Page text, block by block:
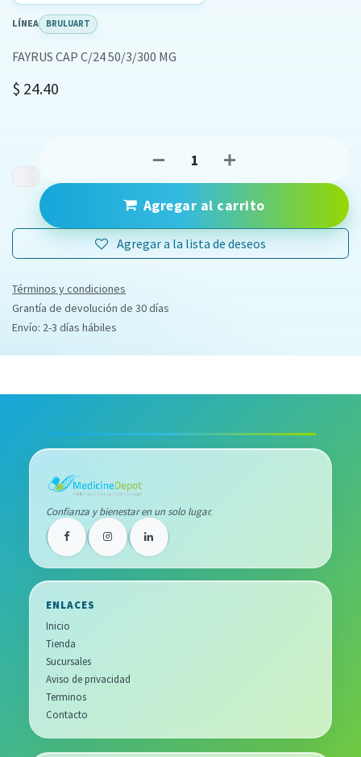
LÍNEA BRULUART
FAYRUS CAP C/24 50/3/300 MG
$ 24.40
Agregar al carrito
Agregar a la lista de deseos
Términos y condiciones
Grantía de devolución de 30 días
Envío: 2-3 días hábiles
Confianza y bienestar en un solo lugar.
ENLACES
Inicio
Tienda
Sucursales
Aviso de privacidad
Terminos
Contacto